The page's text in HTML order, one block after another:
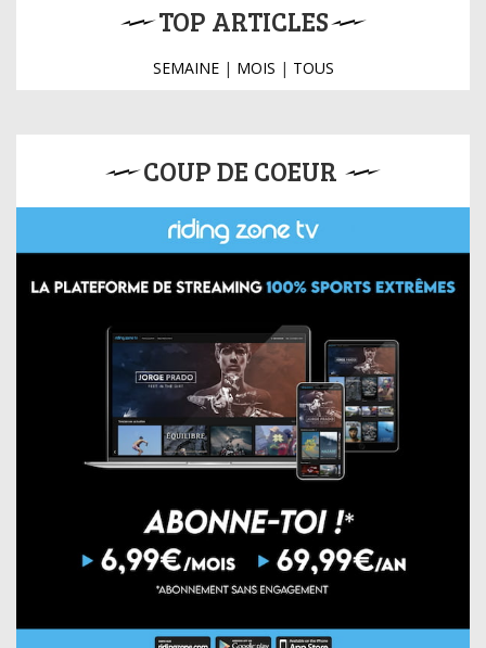
TOP ARTICLES
SEMAINE| MOIS | TOUS
COUP DE COEUR